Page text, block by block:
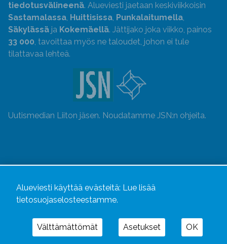
tiedotusvälineenä. Alueviesti jaetaan keskiviikkoisin
Sastamalassa, Huittisissa, Punkalaitumella,
Säkylässä ja Kokemäellä. Jättijako joka viikko, painos
33 000, tavoittaa myös ne taloudet, johon ei tule
tilattavaa lehteä.
Uutismedian Liiton jäsen. Noudatamme JSN:n ohjeita.
Alueviesti käyttää evästeitä: Lue lisää
tietosuojaselosteestamme.
Välttämättömät Asetukset OK